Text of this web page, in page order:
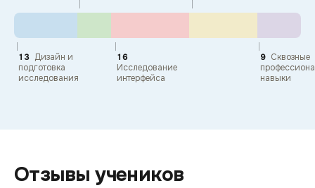
13 Дизайн и
подготовка
исследования
16
Исследование
интерфейса
9 Сквозные
навыки
Отзывы учеников